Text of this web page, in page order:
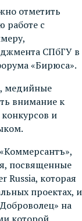
отметить
работе с
СПбГУ в
«Бирюса».
медийные
внимание к
и
посвященные
Russia, которая
проектах, и
на